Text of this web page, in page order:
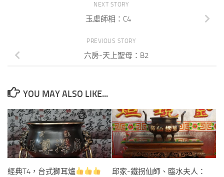
NEXT STORY
玉虛師相：C4
PREVIOUS STORY
六房-天上聖母：B2
YOU MAY ALSO LIKE...
經典T4，台式獅耳爐
邱家-鐵拐仙師、臨水夫人：